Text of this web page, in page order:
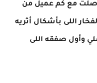
مع كم عميل من
اللى بأشكال أثريه
وأول صفقه اللى